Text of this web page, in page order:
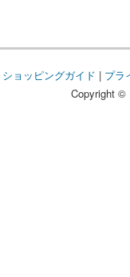
ショッピングガイド | プラ
Copyright ©